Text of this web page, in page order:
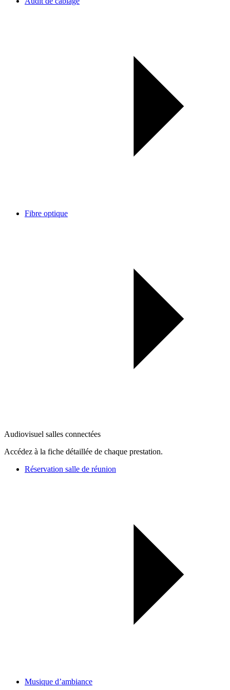
Fibre optique
Audiovisuel salles connectées
Accédez à la fiche détaillée de chaque prestation.
Réservation salle de réunion
Musique d’ambiance